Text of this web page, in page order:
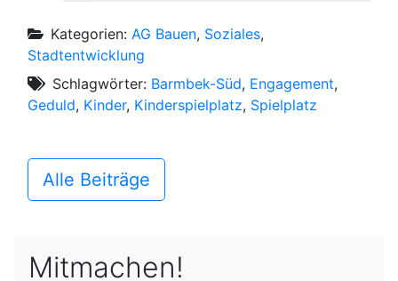
Kategorien: AG Bauen, Soziales,
Stadtentwicklung
Schlagwörter: Barmbek-Süd, Engagement,
Geduld, Kinder, Kinderspielplatz, Spielplatz
Alle Beiträge
Mitmachen!